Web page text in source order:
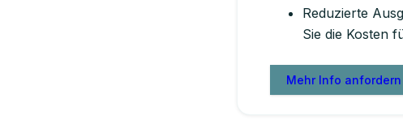
Reduzierte
Sie die Kosten
Mehr Info anfordern